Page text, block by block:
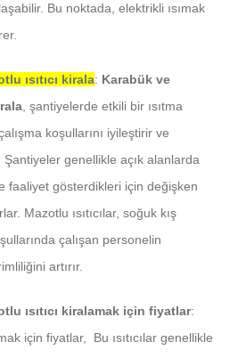
Bu noktada, elektrikli ısımak
ısıtıcı kirala: Karabük ve
, şantiyelerde etkili bir ısıtma
koşullarını iyileştirir ve
Şantiyeler genellikle açık alanlarda
faaliyet gösterdikleri için değişken
Mazotlu ısıtıcılar, soğuk kış
çalışan personelin
artırır.
ısıtıcı kiralamak için fiyatlar:
için fiyatlar, Bu ısıtıcılar genellikle